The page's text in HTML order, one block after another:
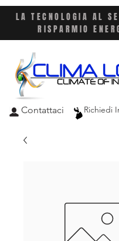
LA TECNOLOGIA AL
RISPARMIO
Richiedi
Contattaci